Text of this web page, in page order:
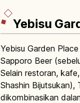
Yebisu
Yebisu Garden
Sapporo Beer
Selain restoran,
Shashin Bijutsukan),
dikombinasikan